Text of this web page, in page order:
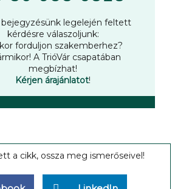
legelején feltett
kérdésre válaszoljunk:
forduljon szakemberhez?
A TrióVár csapatában
megbízhat!
Kérjen árajánlatot!
a cikk, ossza meg ismerőseivel!